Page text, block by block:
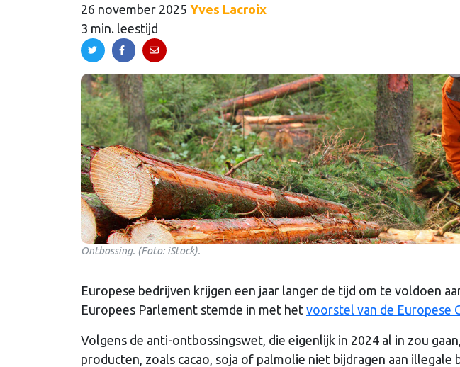
26 november 2025 Yves Lacroix
3 min. leestijd
Ontbossing. (Foto: iStock).
Europese bedrijven krijgen een jaar langer de tijd om te voldoen
Europees Parlement stemde in met het voorstel van de Europese
Volgens de anti-ontbossingswet, die eigenlijk in 2024 al in zou
producten, zoals cacao, soja of palmolie niet bijdragen aan illegale